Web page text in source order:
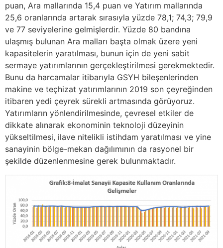
puan, Ara mallarında 15,4 puan ve Yatırım mallarında
25,6 oranlarında artarak sırasıyla yüzde 78,1; 74,3; 79,9
ve 77 seviyelerine gelmişlerdir. Yüzde 80 bandına
ulaşmış bulunan Ara malları başta olmak üzere yeni
kapasitelerin yaratılması, bunun için de yeni sabit
sermaye yatırımlarının gerçekleştirilmesi gerekmektedir.
Bunu da harcamalar itibarıyla GSYH bileşenlerinden
makine ve teçhizat yatırımlarının 2019 son çeyreğinden
itibaren yedi çeyrek sürekli artmasında görüyoruz.
Yatırımların yönlendirilmesinde, çevresel etkiler de
dikkate alınarak ekonominin teknoloji düzeyinin
yükseltilmesi, ilave nitelikli istihdam yaratılması ve yine
sanayinin bölge-mekan dağılımının da rasyonel bir
şekilde düzenlenmesine gerek bulunmaktadır.